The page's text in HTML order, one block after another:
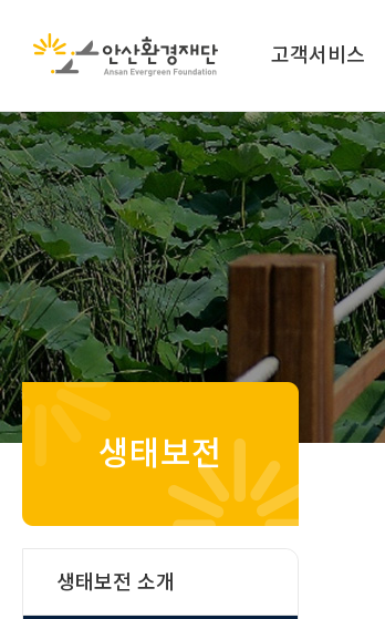
고객서비스
생태보전
생태보전 소개